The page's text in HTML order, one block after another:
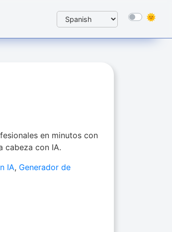
en minutos con
cabeza con IA.
IA, Generador de